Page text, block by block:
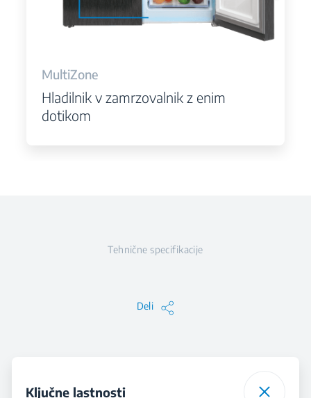
MultiZone
Hladilnik v zamrzovalnik z enim
dotikom
Tehnične specifikacije
Deli
Ključne lastnosti